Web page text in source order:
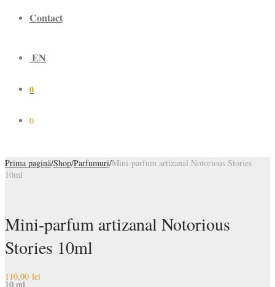
Contact
EN
0
0
Prima pagină/Shop/Parfumuri/Mini-parfum artizanal Notorious Stories
10ml
Mini-parfum artizanal Notorious
Stories 10ml
110,00 lei
10 ml